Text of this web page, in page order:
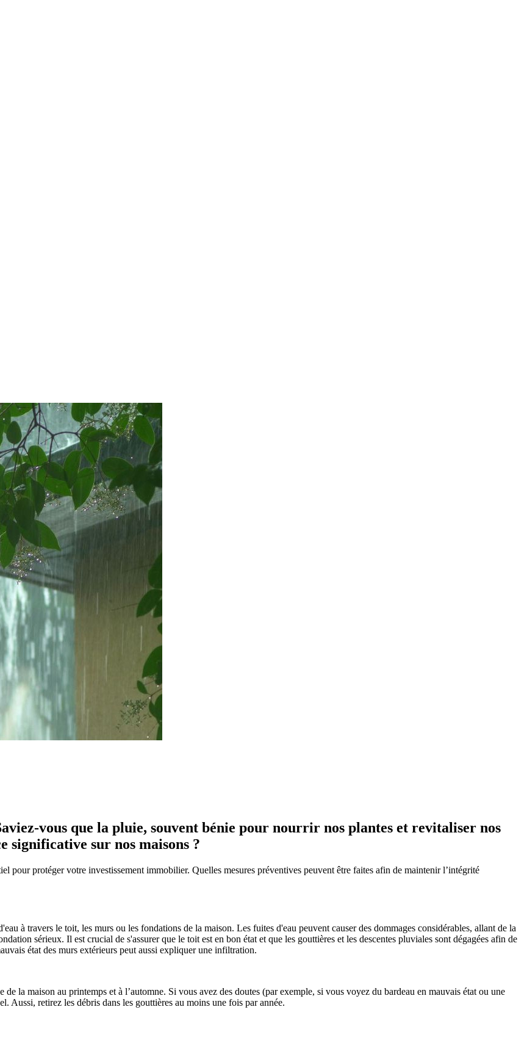
vous que la pluie, souvent bénie pour nourrir nos plantes et revitaliser nos
significative sur nos maisons ?
pour protéger votre investissement immobilier. Quelles mesures préventives peuvent être faites afin de maintenir l’intégrité
à travers le toit, les murs ou les fondations de la maison. Les fuites d'eau peuvent causer des dommages considérables, allant de la
sérieux. Il est crucial de s'assurer que le toit est en bon état et que les gouttières et les descentes pluviales sont dégagées afin de
état des murs extérieurs peut aussi expliquer une infiltration.
la maison au printemps et à l’automne. Si vous avez des doutes (par exemple, si vous voyez du bardeau en mauvais état ou une
Aussi, retirez les débris dans les gouttières au moins une fois par année.